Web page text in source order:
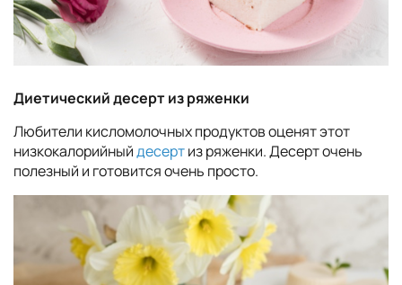
Диетический десерт из ряженки
Любители кисломолочных продуктов оценят этот
низкокалорийныйдесертиз ряженки. Десерт очень
полезный и готовится очень просто.